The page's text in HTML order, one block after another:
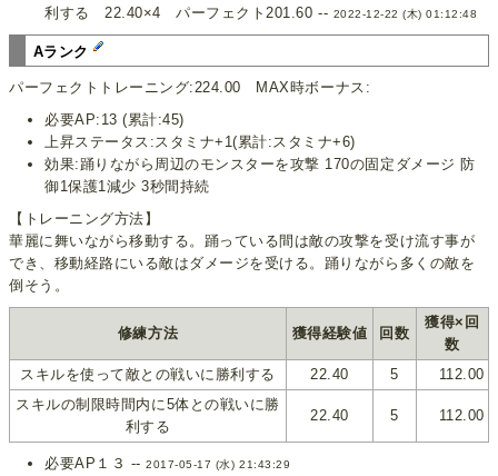
利する 22.40×4 パーフェクト201.60 -- 2022-12-22 (木) 01:12:48
Aランク
パーフェクトトレーニング:224.00 MAX時ボーナス:
必要AP:13 (累計:45)
上昇ステータス:スタミナ+1(累計:スタミナ+6)
効果:踊りながら周辺のモンスターを攻撃 170の固定ダメージ 防
御1保護1減少 3秒間持続
【トレーニング方法】
華麗に舞いながら移動する。踊っている間は敵の攻撃を受け流す事が
でき、移動経路にいる敵はダメージを受ける。踊りながら多くの敵を
倒そう。
修練方法 獲得経験値 回数
獲得×回
数
スキルを使って敵との戦いに勝利する
22.40 5
112.00
スキルの制限時間内に5体との戦いに勝
利する
22.40 5 112.00
必要AP１３ --2017-05-17 (水) 21:43:29